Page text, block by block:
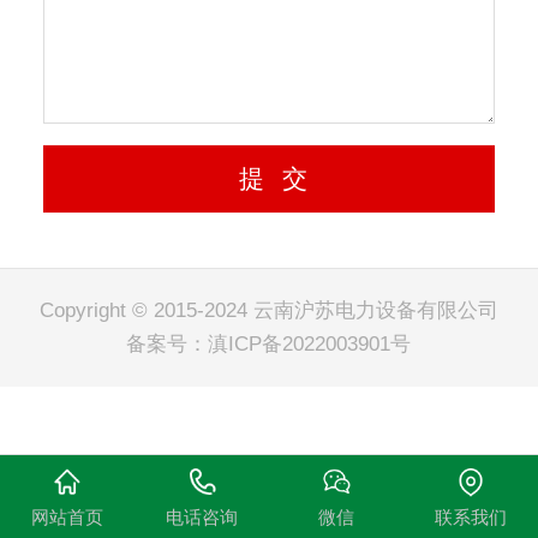
Copyright © 2015-2024 云南沪苏电力设备有限公司
备案号：滇ICP备2022003901号
网站首页 电话咨询 微信 联系我们